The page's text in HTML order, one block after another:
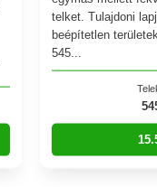
telket. Tulajdoni
beépítetlen
545...